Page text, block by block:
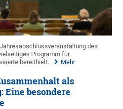
des
Programm für
bereithielt.
Mehr
als
Eine besondere